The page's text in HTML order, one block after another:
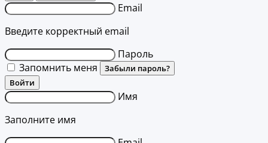
Email
Введите корректный email
Пароль
Запомнить меня
Забыли пароль?
Войти
Имя
Заполните имя